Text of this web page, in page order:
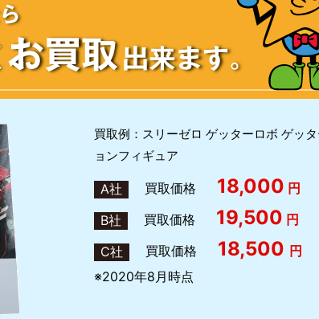
買取例：スリーゼロ ゲッターロボ ゲッ
ョンフィギュア
A社 買取価格 18,000 円
B社
買取価格 19,500 円
C社
買取価格 18,500 円
※2020年8月時点